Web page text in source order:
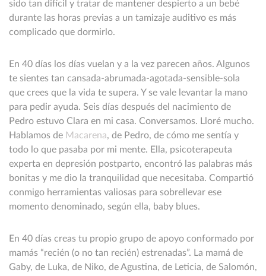
sido tan difícil y tratar de mantener despierto a un bebé
durante las horas previas a un tamizaje auditivo es más
complicado que dormirlo.
En 40 días los días vuelan y a la vez parecen años. Algunos
te sientes tan cansada-abrumada-agotada-sensible-sola
que crees que la vida te supera. Y se vale levantar la mano
para pedir ayuda. Seis días después del nacimiento de
Pedro estuvo Clara en mi casa. Conversamos. Lloré mucho.
Hablamos de Macarena, de Pedro, de cómo me sentía y
todo lo que pasaba por mi mente. Ella, psicoterapeuta
experta en depresión postparto, encontró las palabras más
bonitas y me dio la tranquilidad que necesitaba. Compartió
conmigo herramientas valiosas para sobrellevar ese
momento denominado, según ella, baby blues.
En 40 días creas tu propio grupo de apoyo conformado por
mamás “recién (o no tan recién) estrenadas”. La mamá de
Gaby, de Luka, de Niko, de Agustina, de Leticia, de Salomón,